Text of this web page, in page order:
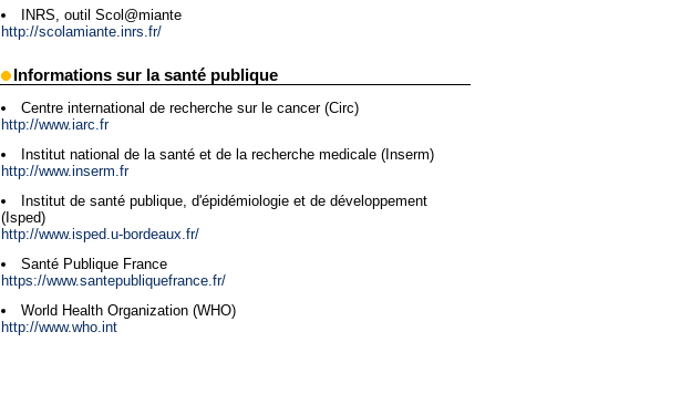
INRS, outil Scol@miante
http://scolamiante.inrs.fr/
Informations sur la santé publique
Centre international de recherche sur le cancer (Circ)
http://www.iarc.fr
Institut national de la santé et de la recherche medicale (Inserm)
http://www.inserm.fr
Institut de santé publique, d'épidémiologie et de développement
(Isped)
http://www.isped.u-bordeaux.fr/
Santé Publique France
https://www.santepubliquefrance.fr/
World Health Organization (WHO)
http://www.who.int